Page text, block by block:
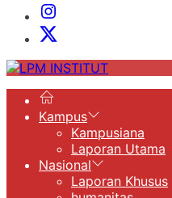
Instagram
Institut
X
LPM
Kampus
Kampusiana
Laporan Utama
Nasional
Laporan Khusus